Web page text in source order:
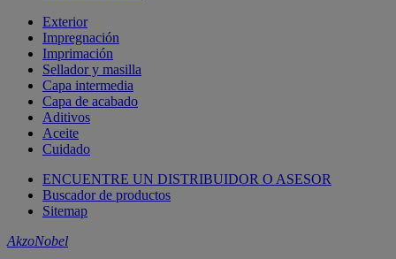
Exterior
Impregnación
Imprimación
Sellador y masilla
Capa intermedia
Capa de acabado
Aditivos
Aceite
Cuidado
ENCUENTRE UN DISTRIBUIDOR O ASESOR
Buscador de productos
Sitemap
AkzoNobel